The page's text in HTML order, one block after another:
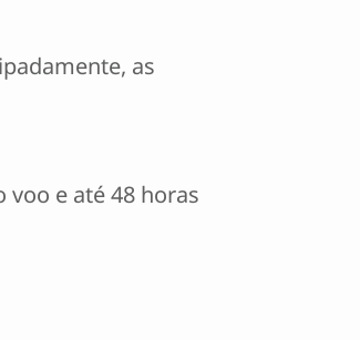
as
voo e até 48 horas